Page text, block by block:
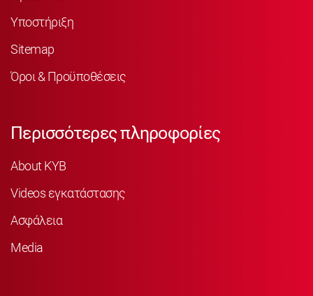
Υποστήριξη
Sitemap
Όροι & Προϋποθέσεις
Περισσότερες πληροφορίες
About KYB
Videos εγκατάστασης
Ασφάλεια
Media